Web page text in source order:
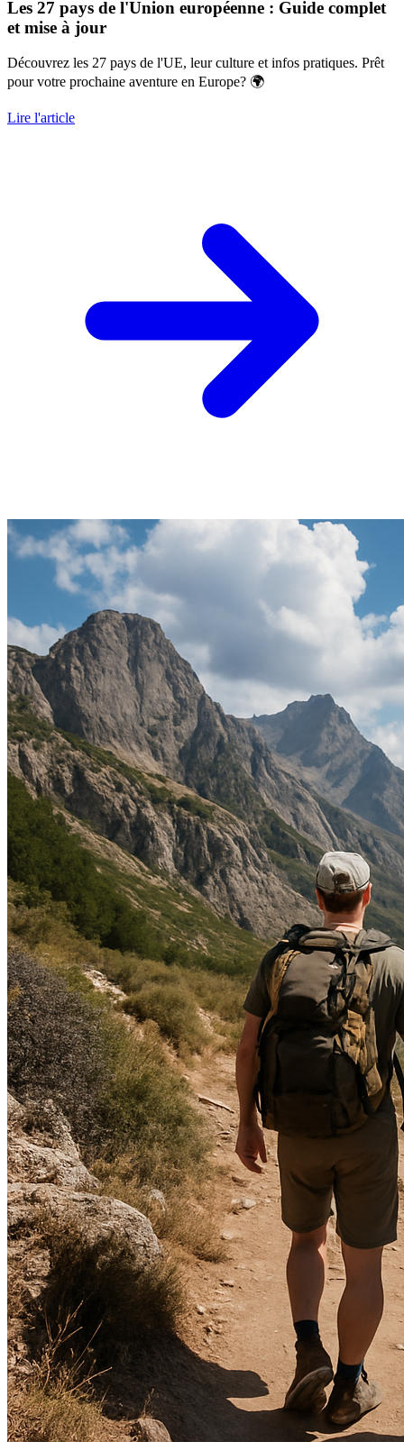
Les 27 pays de l'Union européenne : Guide complet
et mise à jour
Découvrez les 27 pays de l'UE, leur culture et infos pratiques. Prêt
pour votre prochaine aventure en Europe? 🌍
Lire l'article